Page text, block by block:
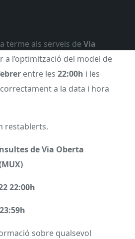
terme als serveis de Via
a l’optimització del model de
entre les 22:00h i les
a la data i hora
restablerts.
de Via Oberta
22:00h
sobre qualsevol